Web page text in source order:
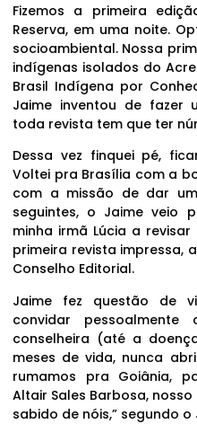
Fizemos a primeira
Reserva, em uma noite.
socioambiental. Nossa
indígenas isolados do
Brasil Indígena por
Jaime inventou de fazer
toda revista tem que ter
Dessa vez finquei pé,
Voltei pra Brasília com a
com a missão de dar
seguintes, o Jaime veio
minha irmã Lúcia a
primeira revista impressa,
Conselho Editorial.
Jaime fez questão de
convidar
conselheira (até a
meses de vida, nunca
rumamos pra Goiânia,
Altair Sales Barbosa,
sabido de nóis,” segundo o